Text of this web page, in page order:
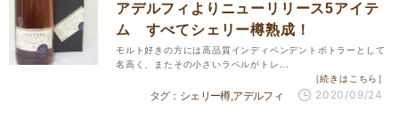
アデルフィよりニューリリース5アイテ
ム すべてシェリー樽熟成！
モルト好きの方には高品質インディペンデントボトラーとして
名高く、またその小さいラベルがトレ...
［続きはこちら］
シェリー樽アデルフィ 2020/09/24